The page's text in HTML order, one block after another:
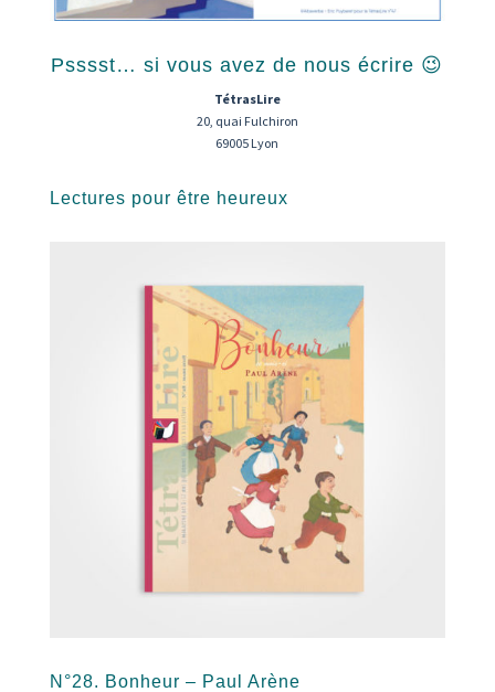
Psssst… si vous avez de nous écrire 😉
TétrasLire
20, quai Fulchiron
69005 Lyon
Lectures pour être heureux
N°28. Bonheur – Paul Arène